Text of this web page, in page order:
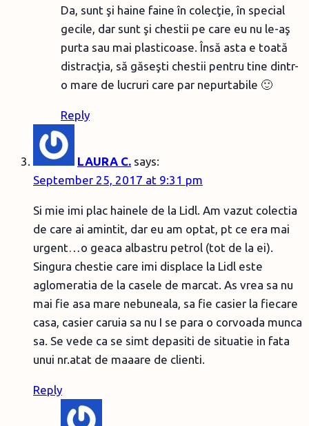
Da, sunt şi haine faine în colecţie, în special
gecile, dar sunt şi chestii pe care eu nu le-aş
purta sau mai plasticoase. Însă asta e toată
distracţia, să găseşti chestii pentru tine dintr-
o mare de lucruri care par nepurtabile 🙂
Reply
LAURA C. says:
September 25, 2017 at 9:31 pm
Si mie imi plac hainele de la Lidl. Am vazut colectia
de care ai amintit, dar eu am optat, pt ce era mai
urgent…o geaca albastru petrol (tot de la ei).
Singura chestie care imi displace la Lidl este
aglomeratia de la casele de marcat. As vrea sa nu
mai fie asa mare nebuneala, sa fie casier la fiecare
casa, casier caruia sa nu I se para o corvoada munca
sa. Se vede ca se simt depasiti de situatie in fata
unui nr.atat de maaare de clienti.
Reply